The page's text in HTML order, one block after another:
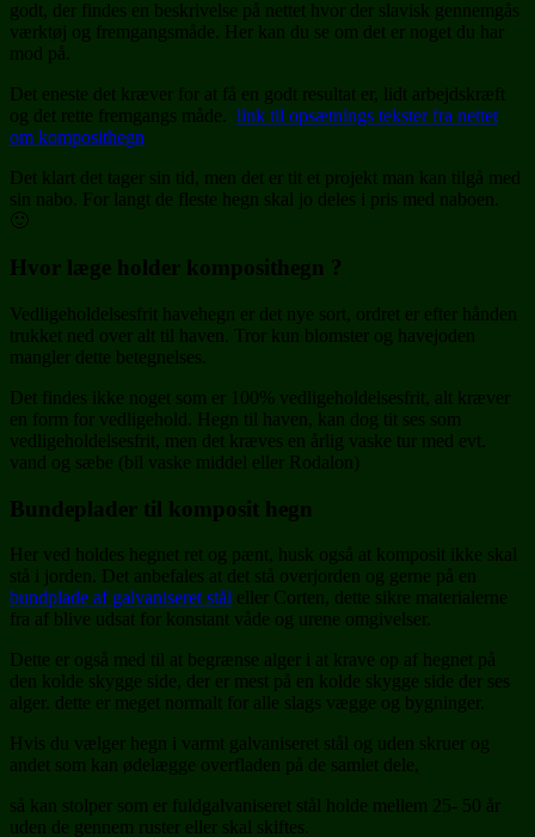
godt, der findes en beskrivelse på nettet hvor der slavisk gennemgås
værktøj og fremgangsmåde. Her kan du se om det er noget du har
mod på.
Det eneste det kræver for at få en godt resultat er, lidt arbejdskræft
og det rette fremgangs måde. link til opsætnings tekster fra nettet
om komposithegn
Det klart det tager sin tid, men det er tit et projekt man kan tilgå med
sin nabo. For langt de fleste hegn skal jo deles i pris med naboen.
🙂
Hvor læge holder komposithegn ?
Vedligeholdelsesfrit havehegn er det nye sort, ordret er efter hånden
trukket ned over alt til haven. Tror kun blomster og havejoden
mangler dette betegnelses.
Det findes ikke noget som er 100% vedligeholdelsesfrit, alt kræver
en form for vedligehold. Hegn til haven, kan dog tit ses som
vedligeholdelsesfrit, men det kræves en årlig vaske tur med evt.
vand og sæbe (bil vaske middel eller Rodalon)
Bundeplader til komposit hegn
Her ved holdes hegnet ret og pænt, husk også at komposit ikke skal
stå i jorden. Det anbefales at det stå overjorden og gerne på en
bundplade af galvaniseret stål eller Corten, dette sikre materialerne
fra af blive udsat for konstant våde og urene omgivelser.
Dette er også med til at begrænse alger i at krave op af hegnet på
den kolde skygge side, der er mest på en kolde skygge side der ses
alger. dette er meget normalt for alle slags vægge og bygninger.
Hvis du vælger hegn i varmt galvaniseret stål og uden skruer og
andet som kan ødelægge overfladen på de samlet dele,
så kan stolper som er fuldgalvaniseret stål holde mellem 25- 50 år
uden de gennem ruster eller skal skiftes.